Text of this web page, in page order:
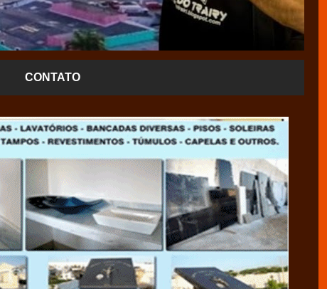
CONTATO